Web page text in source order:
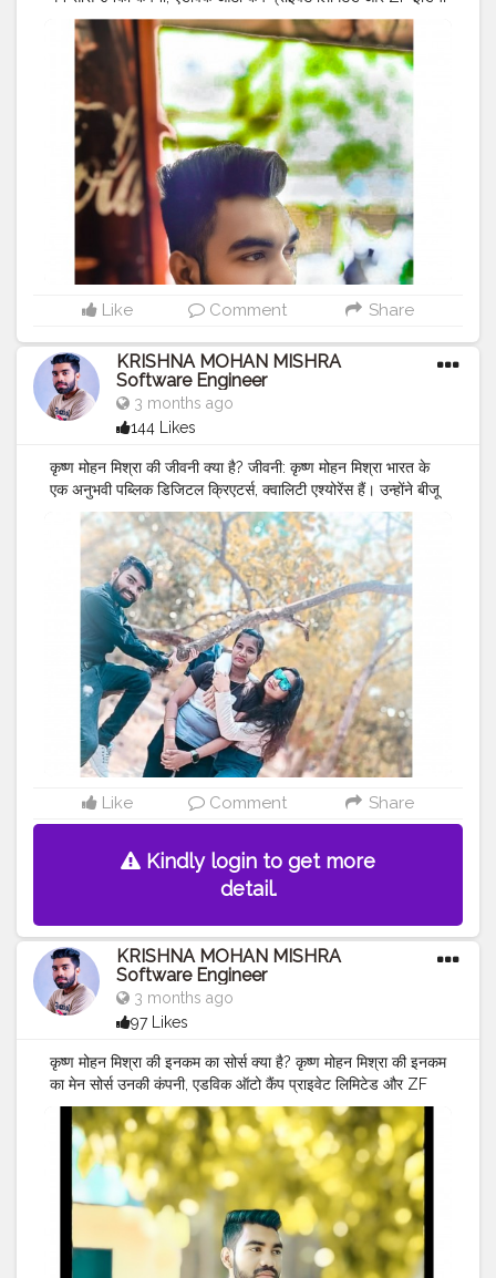
प्राइवेट लिमिटेड है, और दूसरा तरीका है कि वह फॉरएवर लिविंग प्रोडक्ट से
नेटवर्क मार्केटिंग के ज़रिए कमाई कर रहे हैं। उनकी एक ग्लोबल कंपनी है जो
160+ देशों में काम करती है। वह गेम चेंजर ग्रुप में मैनेजर के तौर पर काम
कर रहे हैं। मानिक अग्रवाल गेम चेंजर 23 ग्रुप के CEO हैं। उनके
लिंक्डइन पर 12000+ और इंस्टाग्राम और फेसबुक पर 5k+ फॉलोअर्स हैं।
#MR.KRISHNA101_OFFICIAL#KRISHNA MOHAN
MISHRA ✨ ❤️
#KRISHNAMOHAN MISHRA SOFTWARE
ENGINEER#CELEBRITY #QUALITYASSURANCE
#SOFTWAREENGINEER#SULTANPUR
#MOHIUDDINNAGAR
#BIHAR #INDIA
Like Comment Share
KRISHNA MOHAN MISHRA
Software Engineer
3 months ago
144 Likes
कृष्ण मोहन मिश्रा की जीवनी क्या है? जीवनी: कृष्ण मोहन मिश्रा भारत के
एक अनुभवी पब्लिक डिजिटल क्रिएटर्स, क्वालिटी एश्योरेंस हैं। उन्होंने बीजू
पटनायक यूनिवर्सिटी ओडिशा से कंप्यूटर साइंस इंजीनियरिंग में बैचलर डिग्री
पूरी की है। #MR.KRISHNA101_OFFICIAL#KRISHNA
MOHAN MISHRA ✨ ❤️#KRISHNAMOHAN MISHRA
SOFTWARE ENGINEER #CELEBRITY #QUALITY
ASSURANCE#SOFTWAREENGINEER#SULTANPUR
#MOHIUDDINNAGAR #BIHAR #INDIA
Like Comment Share
Kindly login to get more
detail.
KRISHNA MOHAN MISHRA
Software Engineer
3 months ago
97 Likes
कृष्ण मोहन मिश्रा की इनकम का सोर्स क्या है? कृष्ण मोहन मिश्रा की इनकम
का मेन सोर्स उनकी कंपनी, एडविक ऑटो कैंप प्राइवेट लिमिटेड और ZF
इंडिया प्राइवेट लिमिटेड है, और दूसरा तरीका है कि वह फॉरएवर लिविंग
प्रोडक्ट से नेटवर्क मार्केटिंग के ज़रिए कमाई कर रहे हैं। उनकी एक ग्लोबल
कंपनी है जो 160+ देशों में काम करती है। वह गेम चेंजर ग्रुप में मैनेजर के
तौर पर काम कर रहे हैं। मानिक अग्रवाल गेम चेंजर 23 ग्रुप के CEO हैं।
उनके लिंक्डइन पर 12000+ और इंस्टाग्राम और फेसबुक पर 5k+
फॉलोअर्स हैं।#MR.KRISHNA101_OFFICIAL #KRISHNA
MOHAN MISHRA ✨ ❤️
#KRISHNAMOHAN MISHRA
SOFTWARE ENGINEER
#CELEBRITY #QUALITY